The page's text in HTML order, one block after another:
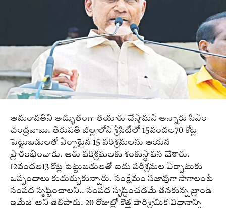
అమరావతిని అద్భుతంగా తయారు చేస్తామని అన్నారు సీఎం
చంద్రబాబు. తిరుపతి జిల్లాలోని శ్రీసిటీలో 15వందల70 కోట్ల
పెట్టుబడులతో ఏర్పాటైన 15 పరిశ్రమలను ఆయన
ప్రారంభించారు. ఆరు పరిశ్రమలకు శంకుస్థాపన చేశారు.
12వందల13 కోట్ల పెట్టుబడులతో ఐదు పరిశ్రమల ఏర్పాటుకు
ఒప్పందాలు కుదుర్చుకున్నారు. సంక్షేమం సజావుగా సాగాలంటే
సంపద సృష్టించాలని.. సంపద సృష్టించడమే తనకున్న బ్రాండ్
ఇమేజ్ అని తెలిపారు. 20 రోజుల్లో కొత్త పారిశ్రామిక విధానాన్ని